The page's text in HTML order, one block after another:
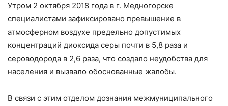
Утром 2 октября 2018 года в г. Медногорске
специалистами зафиксировано превышение в
атмосферном воздухе предельно допустимых
концентраций диоксида серы почти в 5,8 раза и
сероводорода в 2,6 раза, что создало неудобства для
населения и вызвало обоснованные жалобы.
В связи с этим отделом дознания межмуниципального